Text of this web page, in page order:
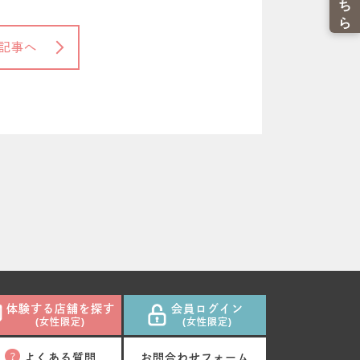
事へ
体験する店舗を探す
(女性限定)
会員ログイン
(女性限定)